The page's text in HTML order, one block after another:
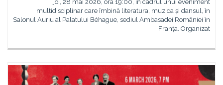
joi, 28 mai 2026, ora 19:00, în cadrul unui eveniment
multidisciplinar care îmbină literatura, muzica și dansul, în
Salonul Auriu al Palatului Béhague, sediul Ambasadei României în
Franța. Organizat